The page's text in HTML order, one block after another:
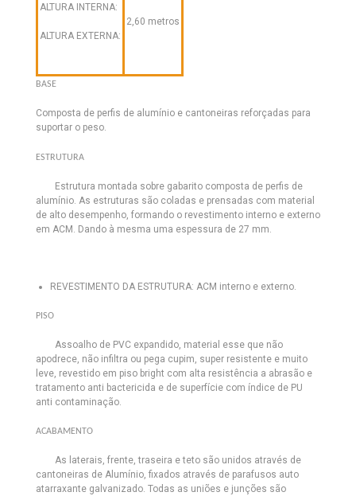
ALTURA INTERNA:
ALTURA EXTERNA:
2,60 metros
BASE
Composta de perfis de alumínio e cantoneiras reforçadas para
suportar o peso.
ESTRUTURA
Estrutura montada sobre gabarito composta de perfis de
alumínio. As estruturas são coladas e prensadas com material
de alto desempenho, formando o revestimento interno e externo
em ACM. Dando à mesma uma espessura de 27 mm.
REVESTIMENTO DA ESTRUTURA: ACM interno e externo.
PISO
Assoalho de PVC expandido, material esse que não
apodrece, não infiltra ou pega cupim, super resistente e muito
leve, revestido em piso bright com alta resistência a abrasão e
tratamento anti bactericida e de superfície com índice de PU
anti contaminação.
ACABAMENTO
As laterais, frente, traseira e teto são unidos através de
cantoneiras de Alumínio, fixados através de parafusos auto
atarraxante galvanizado. Todas as uniões e junções são